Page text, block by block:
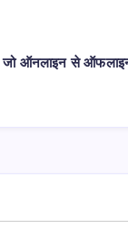
जो ऑनलाइन से